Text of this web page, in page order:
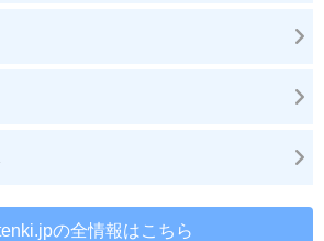
の全情報はこちら